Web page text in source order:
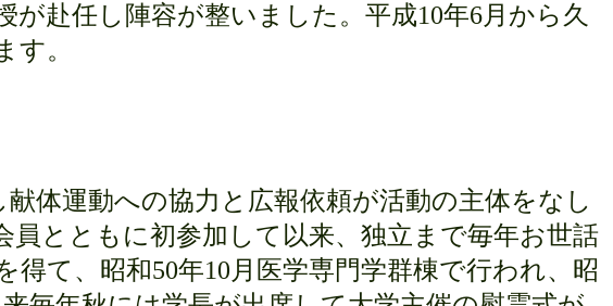
が赴任し陣容が整いました。平成10年6月から久
す。
体運動への協力と広報依頼が活動の主体をなし
員とともに初参加して以来、独立まで毎年お世話
得て、昭和50年10 月医学専門学群棟で行われ、昭